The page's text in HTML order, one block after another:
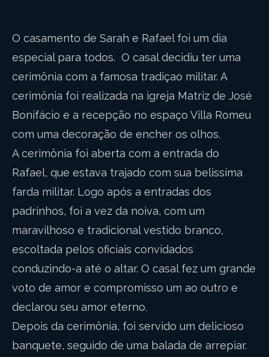
O casamento de Sarah e Rafael foi um dia
especial para todos. O casal decidiu ter uma
cerimônia com a famosa tradiçao militar. A
cerimônia foi realizada na igreja Matriz de José
Bonifácio e a recepção no espaço Villa Romeu
com uma decoração de encher os olhos.
A cerimônia foi aberta com a entrada do
Rafael, que estava trajado com sua belissíma
farda militar. Logo após a entradas dos
padrinhos, foi a vez da noiva, com um
maravilhoso e tradicional vestido branco,
escoltada pelos oficiais convidados
conduzindo-a até o altar. O casal fez um grande
voto de amor e compromisso um ao outro e
declarou seu amor eterno.
Depois da cerimônia, foi servido um delicioso
banquete, seguido de uma balada de arrepiar.